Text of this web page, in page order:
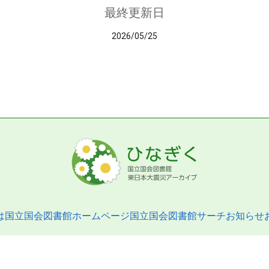
最終更新日
2026/05/25
国立国会図書館ホームページ国立国会図書館サーチお知らせ